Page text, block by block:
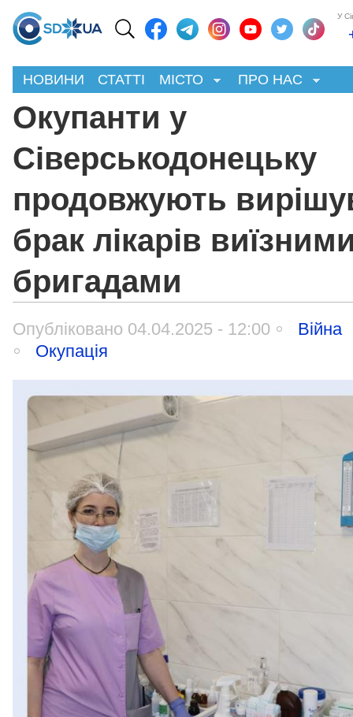
У
НОВИНИ СТАТТІ МІСТО ПРО НАС
Окупанти у
Сіверськодонецьку
продовжують
брак лікарів
бригадами
Опубліковано 04.04.2025 - 12:00
Війна
Окупація